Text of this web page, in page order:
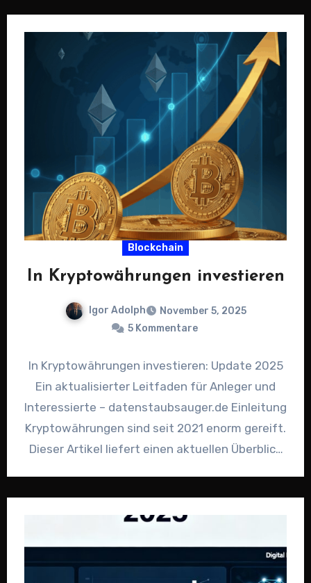
Blockchain
In Kryptowährungen investieren
Igor Adolph
November 5, 2025
5 Kommentare
In Kryptowährungen investieren: Update 2025
Ein aktualisierter Leitfaden für Anleger und
Interessierte – datenstaubsauger.de Einleitung
Kryptowährungen sind seit 2021 enorm gereift.
Dieser Artikel liefert einen aktuellen Überblick